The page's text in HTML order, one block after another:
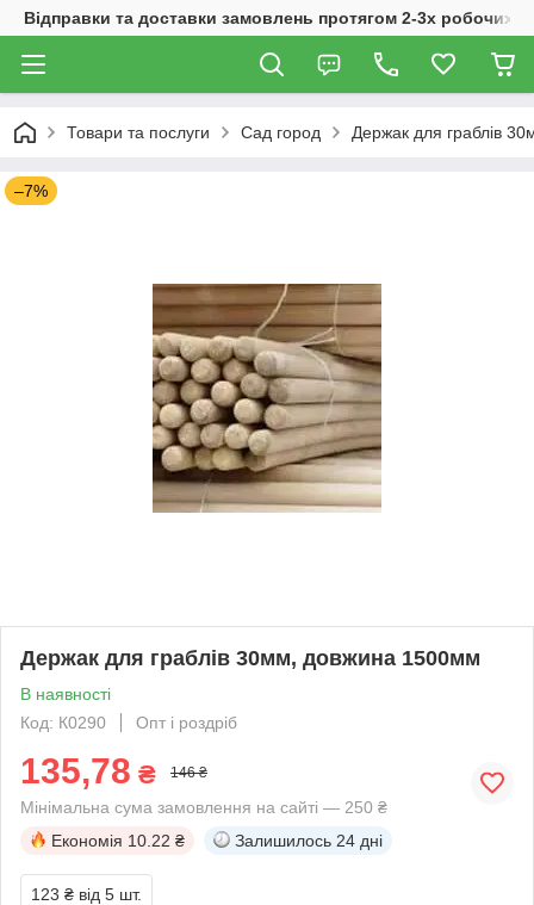
Відправки та доставки замовлень протягом 2-3х робочих
Товари та послуги Сад город Держак для граблів
–7%
Держак для граблів 30мм, довжина 1500мм
В наявності
Код: К0290
Опт і роздріб
135,78 ₴ 146 ₴
Мінімальна сума замовлення на сайті — 250 ₴
Економія 10.22 ₴ Залишилось 24 дні
123 ₴ від 5 шт.